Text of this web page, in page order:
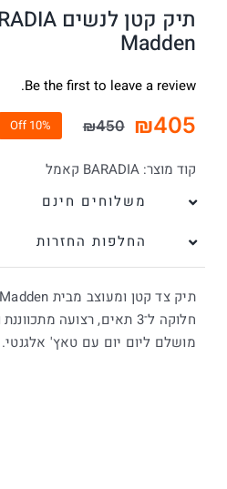
Madden
Be the first to leave a review.
₪450 המחיר
המקורי
היה:
₪450.
₪405
המחיר
הנוכחי
הוא:
₪405.
10% Off
קוד מוצר:BARADIA קאמל
משלוחים חינם
החלפות החזרות
תיק צד קטן ומעוצב מבית Steve Madden בגוון קאמל
חלוקה ל־3 תאים, רצועה מתכווננת ונוחות מקסימלית
מושלם ליום יום עם טאץ' אלגנטי.